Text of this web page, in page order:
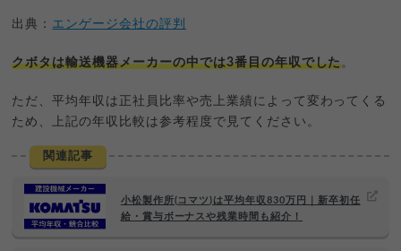
出典： エンゲージ会社の評判
クボタは輸送機器メーカーの中では3番目の年収でした。
ただ、平均年収は正社員比率や売上業績によって変わってくる
ため、上記の年収比較は参考程度で見てください。
関連記事
小松製作所(コマツ)は平均年収830万円｜新卒初任
給・賞与ボーナスや残業時間も紹介！